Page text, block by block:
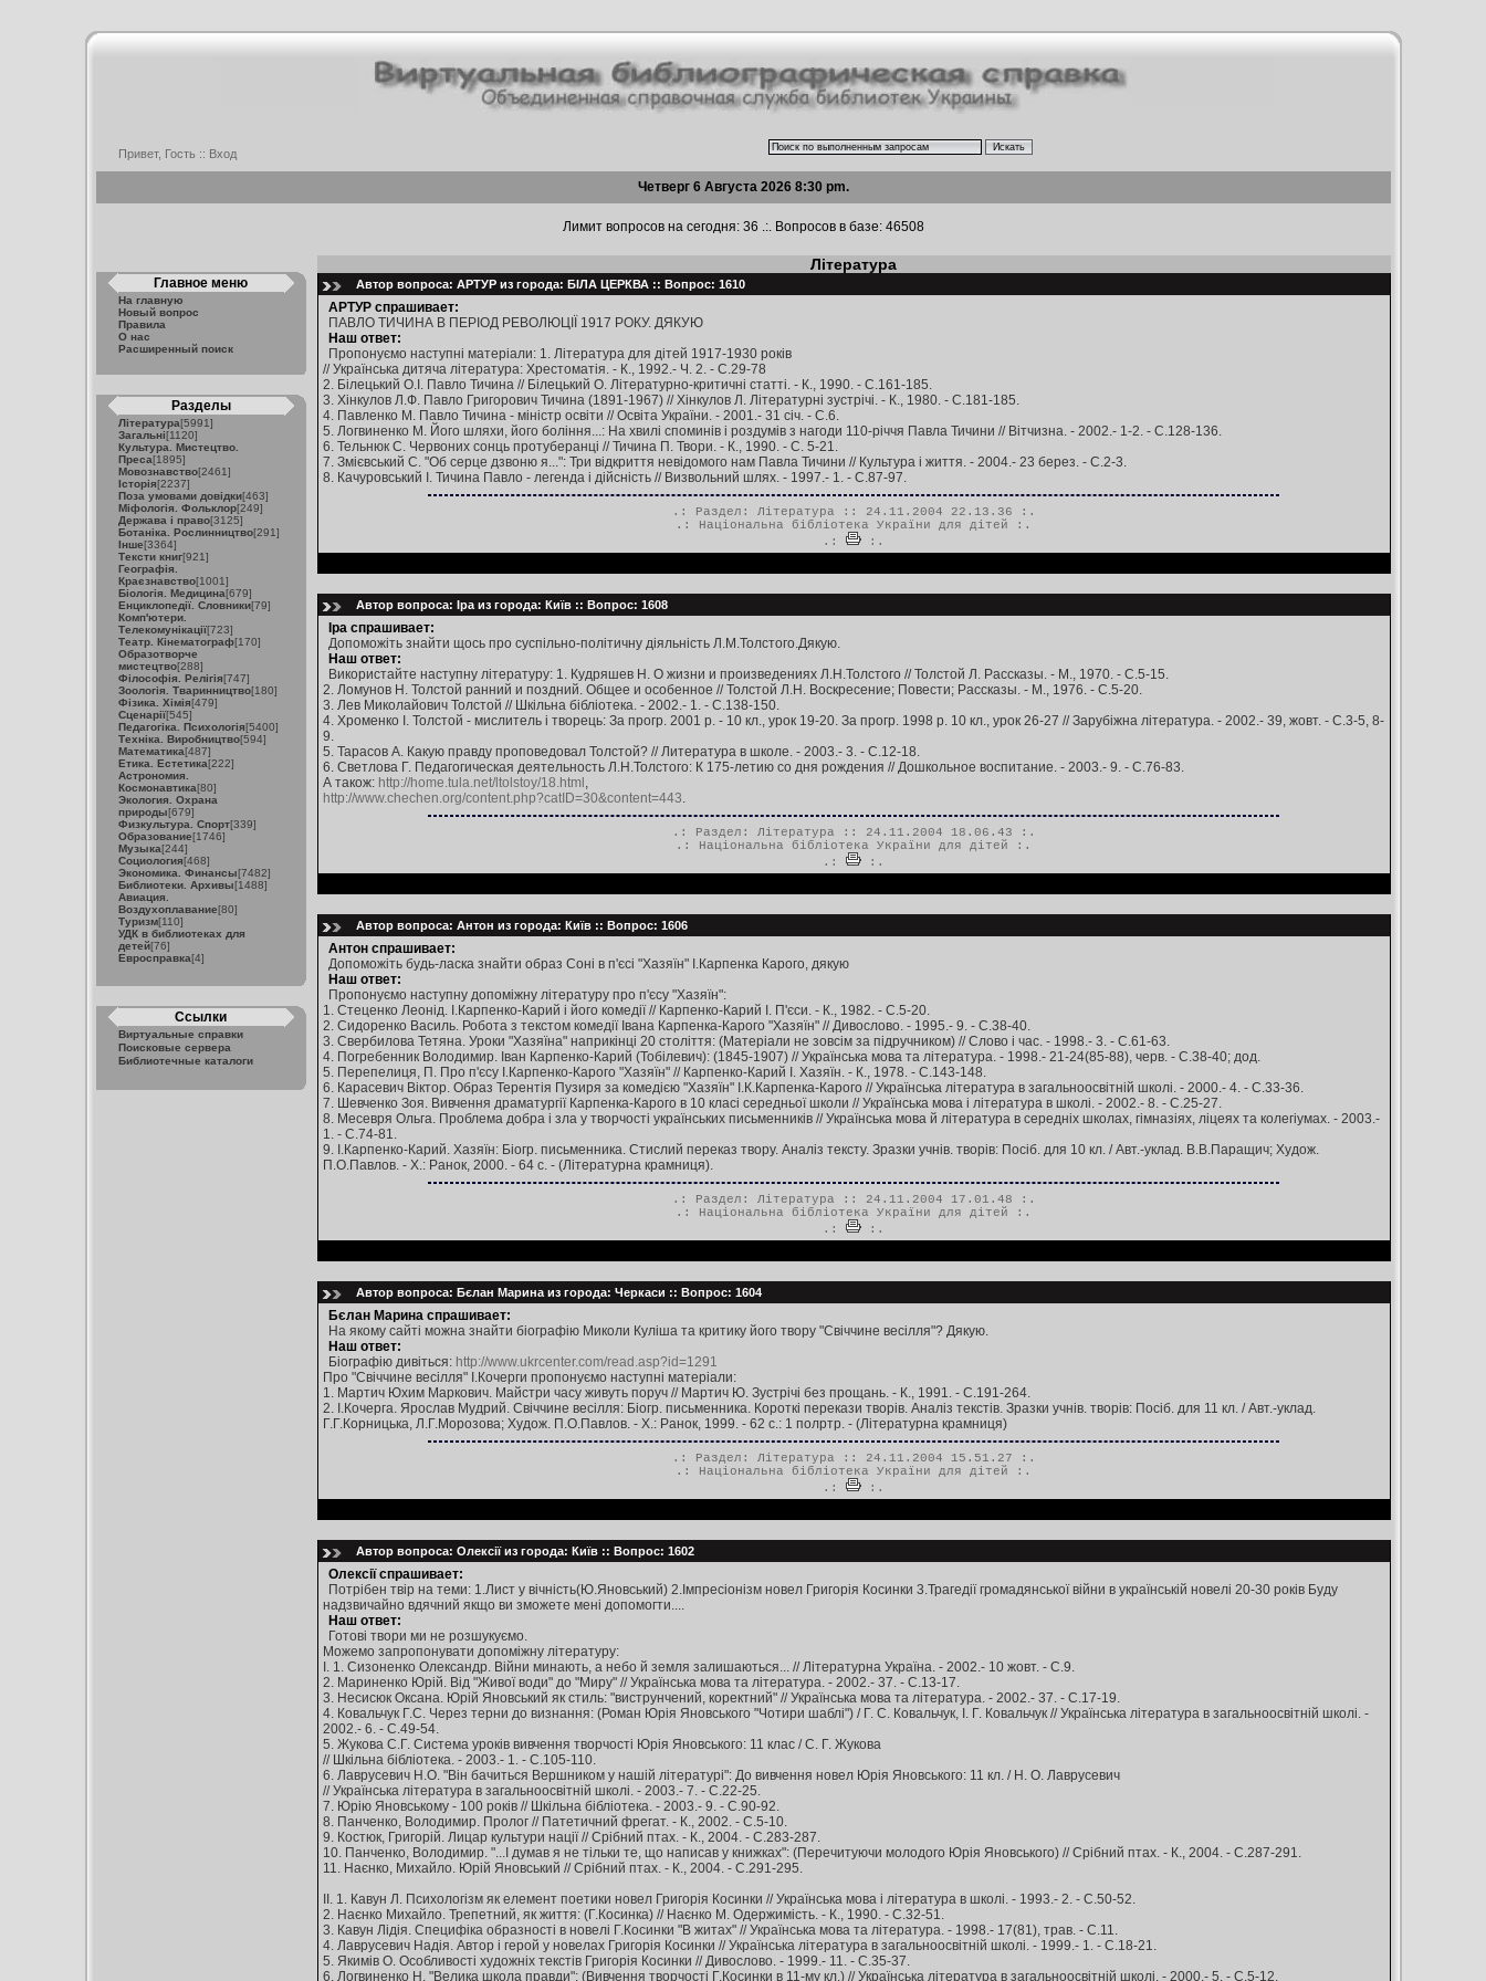
Привет, Гость :: Вход
Четверг 6 Августа 2026 8:30 pm.
Лимит вопросов на сегодня: 36 .:. Вопросов в базе: 46508
Главное меню
На главную
Новый вопрос
Правила
О нас
Расширенный поиск
Разделы
Література[5991]
Загальні[1120]
Культура. Мистецтво.
Преса[1895]
Мовознавство[2461]
Історія[2237]
Поза умовами довідки[463]
Міфологія. Фольклор[249]
Держава і право[3125]
Ботаніка. Рослинництво[291]
Інше[3364]
Тексти книг[921]
Географія.
Краєзнавство[1001]
Біологія. Медицина[679]
Енциклопедії. Словники[79]
Комп'ютери.
Телекомунікації[723]
Театр. Кінематограф[170]
Образотворче
мистецтво[288]
Філософія. Релігія[747]
Зоологія. Тваринництво[180]
Фізика. Хімія[479]
Сценарії[545]
Педагогіка. Психологія[5400]
Техніка. Виробництво[594]
Математика[487]
Етика. Естетика[222]
Астрономия.
Космонавтика[80]
Экология. Охрана
природы[679]
Физкультура. Спорт[339]
Образование[1746]
Музыка[244]
Социология[468]
Экономика. Финансы[7482]
Библиотеки. Архивы[1488]
Авиация.
Воздухоплавание[80]
Туризм[110]
УДК в библиотеках для
детей[76]
Евросправка[4]
Ссылки
Виртуальные справки
Поисковые сервера
Библиотечные каталоги
Література
Автор вопроса: АРТУР из города: БІЛА ЦЕРКВА :: Вопрос: 1610
АРТУР спрашивает:
ПАВЛО ТИЧИНА В ПЕРІОД РЕВОЛЮЦІЇ 1917 РОКУ. ДЯКУЮ
Наш ответ:
Пропонуємо наступні матеріали: 1. Література для дітей 1917-1930 років
// Українська дитяча література: Хрестоматія. - К., 1992.- Ч. 2. - С.29-78
2. Білецький О.І. Павло Тичина // Білецький О. Літературно-критичні статті. - К., 1990. - С.161-185.
3. Хінкулов Л.Ф. Павло Григорович Тичина (1891-1967) // Хінкулов Л. Літературні зустрічі. - К., 1980. - С.181-185.
4. Павленко М. Павло Тичина - міністр освіти // Освіта України. - 2001.- 31 січ. - С.6.
5. Логвиненко М. Його шляхи, його боління...: На хвилі споминів і роздумів з нагоди 110-річчя Павла Тичини // Вітчизна. - 2002.- 1-2. - С.128-136.
6. Тельнюк С. Червоних сонць протуберанці // Тичина П. Твори. - К., 1990. - С. 5-21.
7. Змієвський С. "Об серце дзвоню я...": Три відкриття невідомого нам Павла Тичини // Культура і життя. - 2004.- 23 берез. - С.2-3.
8. Качуровський І. Тичина Павло - легенда і дійсність // Визвольний шлях. - 1997.- 1. - С.87-97.
.: Раздел: Література :: 24.11.2004 22.13.36 :.
.: Національна бібліотека України для дітей :.
.:
:.
Автор вопроса: Іра из города: Київ :: Вопрос: 1608
Іра спрашивает:
Допоможіть знайти щось про суспільно-політичну діяльність Л.М.Толстого.Дякую.
Наш ответ:
Використайте наступну літературу: 1. Кудряшев Н. О жизни и произведениях Л.Н.Толстого // Толстой Л. Рассказы. - М., 1970. - С.5-15.
2. Ломунов Н. Толстой ранний и поздний. Общее и особенное // Толстой Л.Н. Воскресение; Повести; Рассказы. - М., 1976. - С.5-20.
3. Лев Миколайович Толстой // Шкільна бібліотека. - 2002.- 1. - С.138-150.
4. Хроменко І. Толстой - мислитель і творець: За прогр. 2001 р. - 10 кл., урок 19-20. За прогр. 1998 р. 10 кл., урок 26-27 // Зарубіжна література. - 2002.- 39, жовт. - С.3-5, 8-
9.
5. Тарасов А. Какую правду проповедовал Толстой? // Литература в школе. - 2003.- 3. - С.12-18.
6. Светлова Г. Педагогическая деятельность Л.Н.Толстого: К 175-летию со дня рождения // Дошкольное воспитание. - 2003.- 9. - С.76-83.
А також: http://home.tula.net/ltolstoy/18.html ,
http://www.chechen.org/content.php?catID=30&content=443.
.: Раздел: Література :: 24.11.2004 18.06.43 :.
.: Національна бібліотека України для дітей :.
.:
:.
Автор вопроса: Антон из города: Київ :: Вопрос: 1606
Антон спрашивает:
Допоможіть будь-ласка знайти образ Соні в п'єсі "Хазяїн" І.Карпенка Карого, дякую
Наш ответ:
Пропонуємо наступну допоміжну літературу про п'єсу "Хазяїн":
1. Стеценко Леонід. І.Карпенко-Карий і його комедії // Карпенко-Карий І. П'єси. - К., 1982. - С.5-20.
2. Сидоренко Василь. Робота з текстом комедії Івана Карпенка-Карого "Хазяїн" // Дивослово. - 1995.- 9. - С.38-40.
3. Свербилова Тетяна. Уроки "Хазяїна" наприкінці 20 століття: (Матеріали не зовсім за підручником) // Слово і час. - 1998.- 3. - С.61-63.
4. Погребенник Володимир. Іван Карпенко-Карий (Тобілевич): (1845-1907) // Українська мова та література. - 1998.- 21-24(85-88), черв. - С.38-40; дод.
5. Перепелиця, П. Про п'єсу І.Карпенко-Карого "Хазяїн" // Карпенко-Карий І. Хазяїн. - К., 1978. - С.143-148.
6. Карасевич Віктор. Образ Терентія Пузиря за комедією "Хазяїн" І.К.Карпенка-Карого // Українська література в загальноосвітній школі. - 2000.- 4. - С.33-36.
7. Шевченко Зоя. Вивчення драматургії Карпенка-Карого в 10 класі середньої школи // Українська мова і література в школі. - 2002.- 8. - С.25-27.
8. Месевря Ольга. Проблема добра і зла у творчості українських письменників // Українська мова й література в середніх школах, гімназіях, ліцеях та колегіумах. - 2003.-
1. - С.74-81.
9. І.Карпенко-Карий. Хазяїн: Біогр. письменника. Стислий переказ твору. Аналіз тексту. Зразки учнів. творів: Посіб. для 10 кл. / Авт.-уклад. В.В.Паращич; Худож.
П.О.Павлов. - Х.: Ранок, 2000. - 64 с. - (Літературна крамниця).
.: Раздел: Література :: 24.11.2004 17.01.48 :.
.: Національна бібліотека України для дітей :.
.:
:.
Автор вопроса: Бєлан Марина из города: Черкаси :: Вопрос: 1604
Бєлан Марина спрашивает:
На якому сайті можна знайти біографію Миколи Куліша та критику його твору "Свіччине весілля"? Дякую.
Наш ответ:
Біографію дивіться: http://www.ukrcenter.com/read.asp?id=1291
Про "Свіччине весілля" І.Кочерги пропонуємо наступні матеріали:
1. Мартич Юхим Маркович. Майстри часу живуть поруч // Мартич Ю. Зустрічі без прощань. - К., 1991. - С.191-264.
2. І.Кочерга. Ярослав Мудрий. Свіччине весілля: Біогр. письменника. Короткі перекази творів. Аналіз текстів. Зразки учнів. творів: Посіб. для 11 кл. / Авт.-уклад.
Г.Г.Корницька, Л.Г.Морозова; Худож. П.О.Павлов. - Х.: Ранок, 1999. - 62 с.: 1 полртр. - (Літературна крамниця)
.: Раздел: Література :: 24.11.2004 15.51.27 :.
.: Національна бібліотека України для дітей :.
.:
:.
Автор вопроса: Олексії из города: Київ :: Вопрос: 1602
Олексії спрашивает:
Потрібен твір на теми: 1.Лист у вічність(Ю.Яновський) 2.Імпресіонізм новел Григорія Косинки 3.Трагедії громадянської війни в українській новелі 20-30 років Буду
надзвичайно вдячний якщо ви зможете мені допомогти....
Наш ответ:
Готові твори ми не розшукуємо.
Можемо запропонувати допоміжну літературу:
I. 1. Сизоненко Олександр. Війни минають, а небо й земля залишаються... // Літературна Україна. - 2002.- 10 жовт. - С.9.
2. Мариненко Юрій. Від "Живої води" до "Миру" // Українська мова та література. - 2002.- 37. - С.13-17.
3. Несисюк Оксана. Юрій Яновський як стиль: "виструнчений, коректний" // Українська мова та література. - 2002.- 37. - С.17-19.
4. Ковальчук Г.С. Через терни до визнання: (Роман Юрія Яновського "Чотири шаблі") / Г. С. Ковальчук, І. Г. Ковальчук // Українська література в загальноосвітній школі. -
2002.- 6. - С.49-54.
5. Жукова С.Г. Система уроків вивчення творчості Юрія Яновського: 11 клас / С. Г. Жукова
// Шкільна бібліотека. - 2003.- 1. - С.105-110.
6. Лаврусевич Н.О. "Він бачиться Вершником у нашій літературі": До вивчення новел Юрія Яновського: 11 кл. / Н. О. Лаврусевич
// Українська література в загальноосвітній школі. - 2003.- 7. - С.22-25.
7. Юрію Яновському - 100 років // Шкільна бібліотека. - 2003.- 9. - С.90-92.
8. Панченко, Володимир. Пролог // Патетичний фрегат. - К., 2002. - С.5-10.
9. Костюк, Григорій. Лицар культури нації // Срібний птах. - К., 2004. - С.283-287.
10. Панченко, Володимир. "...І думав я не тільки те, що написав у книжках": (Перечитуючи молодого Юрія Яновського) // Срібний птах. - К., 2004. - С.287-291.
11. Наєнко, Михайло. Юрій Яновський // Срібний птах. - К., 2004. - С.291-295.
II. 1. Кавун Л. Психологізм як елемент поетики новел Григорія Косинки // Українська мова і література в школі. - 1993.- 2. - С.50-52.
2. Наєнко Михайло. Трепетний, як життя: (Г.Косинка) // Наєнко М. Одержимість. - К., 1990. - С.32-51.
3. Кавун Лідія. Специфіка образності в новелі Г.Косинки "В житах" // Українська мова та література. - 1998.- 17(81), трав. - С.11.
4. Лаврусевич Надія. Автор і герой у новелах Григорія Косинки // Українська література в загальноосвітній школі. - 1999.- 1. - С.18-21.
5. Якимів О. Особливості художніх текстів Григорія Косинки // Дивослово. - 1999.- 11. - С.35-37.
6. Логвиненко Н. "Велика школа правди": (Вивчення творчості Г.Косинки в 11-му кл.) // Українська література в загальноосвітній школі. - 2000.- 5. - С.5-12.